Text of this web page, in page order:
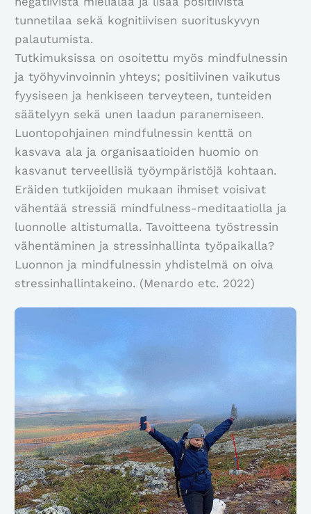
tunnetilaa sekä kognitiivisen suorituskyvyn
palautumista.
Tutkimuksissa on osoitettu myös mindfulnessin
ja työhyvinvoinnin yhteys; positiivinen vaikutus
fyysiseen ja henkiseen terveyteen, tunteiden
säätelyyn sekä unen laadun paranemiseen.
Luontopohjainen mindfulnessin kenttä on
kasvava ala ja organisaatioiden huomio on
kasvanut terveellisiä työympäristöjä kohtaan.
Eräiden tutkijoiden mukaan ihmiset voisivat
vähentää stressiä mindfulness-meditaatiolla ja
luonnolle altistumalla. Tavoitteena työstressin
vähentäminen ja stressinhallinta työpaikalla?
Luonnon ja mindfulnessin yhdistelmä on oiva
stressinhallintakeino. (Menardo etc. 2022)